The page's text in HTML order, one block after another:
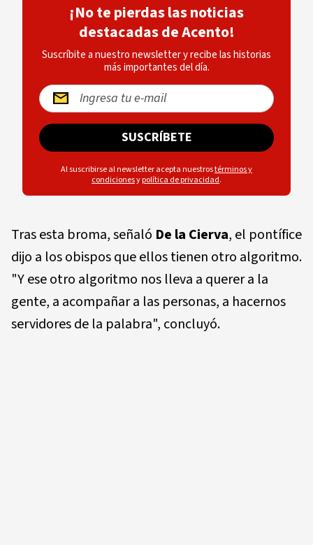
¡No te pierdas las noticias
destacadas de Acento!
Suscríbite a nuestro newsletter y recibe las historias
más importantes del día.
SUSCRÍBETE
Al suscribirse al newsletter acepta nuestrostérminos y
condicionesypolítica de privacidad.
Tras esta broma, señaló De la Cierva, el pontífice
dijo a los obispos que ellos tienen otro algoritmo.
"Y ese otro algoritmo nos lleva a querer a la
gente, a acompañar a las personas, a hacernos
servidores de la palabra", concluyó.